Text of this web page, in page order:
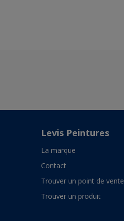
Levis Peintures
La marque
Contact
Trouver un point de vente
Trouver un produit